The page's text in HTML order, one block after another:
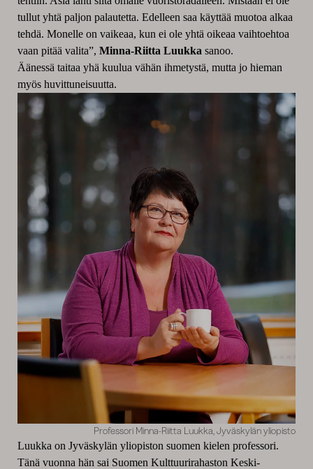
tullut yhtä paljon palautetta. Edelleen saa käyttää muotoa alkaa
tehdä. Monelle on vaikeaa, kun ei ole yhtä oikeaa vaihtoehtoa
vaan pitää valita”, Minna-Riitta Luukka sanoo.
Äänessä taitaa yhä kuulua vähän ihmetystä, mutta jo hieman
myös huvittuneisuutta.
Professori Minna-Riitta Luukka, Jyväskylän yliopisto
Luukka on Jyväskylän yliopiston suomen kielen professori.
Tänä vuonna hän sai Suomen Kulttuurirahaston Keski-